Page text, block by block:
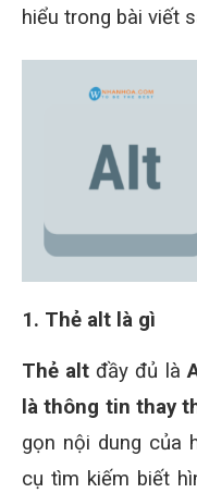
hiểu trong bài viết
1. Thẻ alt là gì
Thẻ alt đầy đủ là
là thông tin thay
gọn nội dung của
cụ tìm kiếm biết